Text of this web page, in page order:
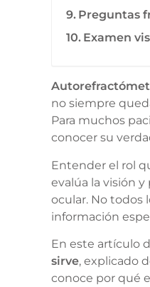
Preguntas
Examen
no siempre
Para muchos
conocer su
Entender el rol
evalúa la visión
ocular. No todos
información
En este artículo
sirve, explicado
conoce por qué